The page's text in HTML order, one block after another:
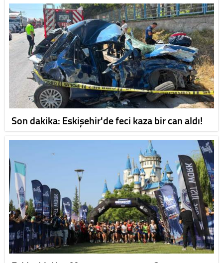
Son dakika: Eskişehir'de feci kaza bir can aldı!